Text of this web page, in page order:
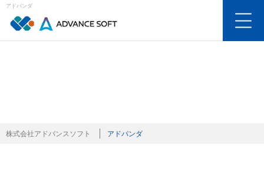
アドパンダ
株式会社アドバンスソフト アドパンダ